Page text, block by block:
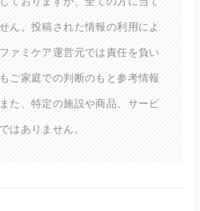
ん。投稿された情報の利用によ
ァミケア運営元では責任を負い
ご家庭での判断のもと参考情報
た、特定の施設や商品、サービ
はありません。